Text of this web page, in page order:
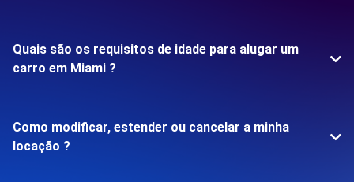
Quais são os requisitos de idade para alugar um
carro em Miami ?
Como modificar, estender ou cancelar a minha
locação ?